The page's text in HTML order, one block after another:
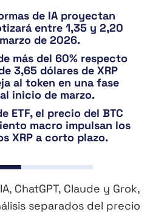
de IA proyectan
entre 1,35 y 2,20
de 2026.
más del 60% respecto
3,65 dólares de XRP
al token en una fase
inicio de marzo.
ETF, el precio del BTC
macro impulsan los
XRP a corto plazo.
ChatGPT, Claude y Grok,
separados del precio